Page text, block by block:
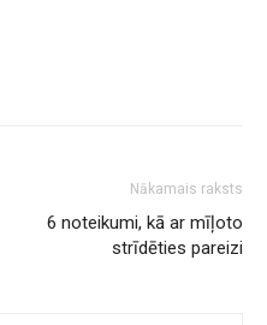
Nākamais raksts
6 noteikumi, kā ar mīļoto
strīdēties pareizi